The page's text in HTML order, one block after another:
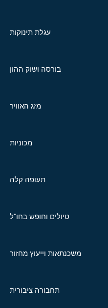
עגלת תינוקות
בורסה ושוק ההון
מזג האוויר
מכוניות
תעופה קלה
טיולים וחופש בחו"ל
משכנתאות וייעוץ מחזור
תחבורה ציבורית